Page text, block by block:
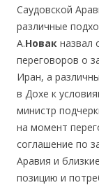
Саудовской
различные
А.Новак назвал
переговоров о
Иран, а
в Дохе к
министр
на момент
соглашение по
Аравия и
позицию и